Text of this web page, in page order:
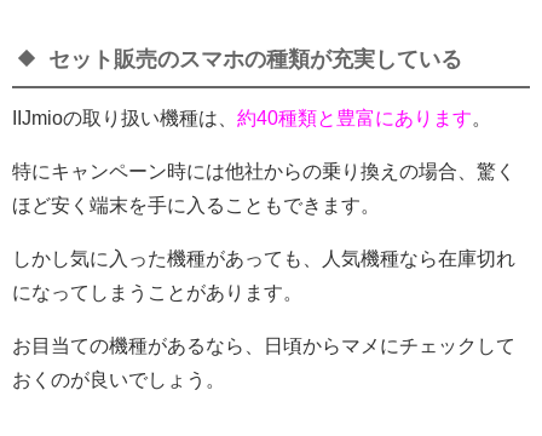
セット販売のスマホの種類が充実している
IIJmioの取り扱い機種は、 約40種類と豊富にあります。
特にキャンペーン時には他社からの乗り換えの場合、驚く
ほど安く端末を手に入ることもできます。
しかし気に入った機種があっても、人気機種なら在庫切れ
になってしまうことがあります。
お目当ての機種があるなら、日頃からマメにチェックして
おくのが良いでしょう。